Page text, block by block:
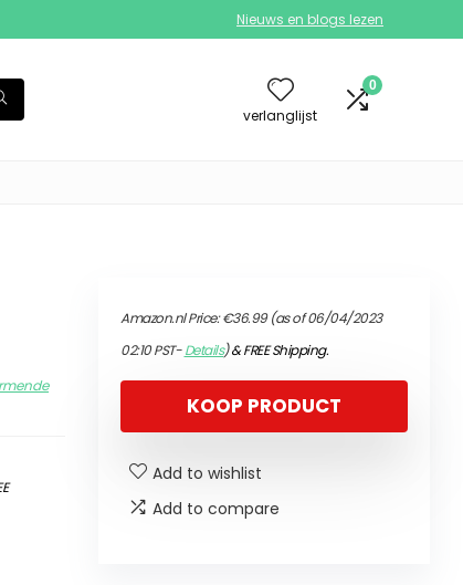
Nieuws en blogs lezen
verlanglijst
0
Amazon.nl Price:€36.99(as of 06/04/2023
02:10 PST-Details)&FREE Shipping.
KOOP PRODUCT
Add to wishlist
Add to compare